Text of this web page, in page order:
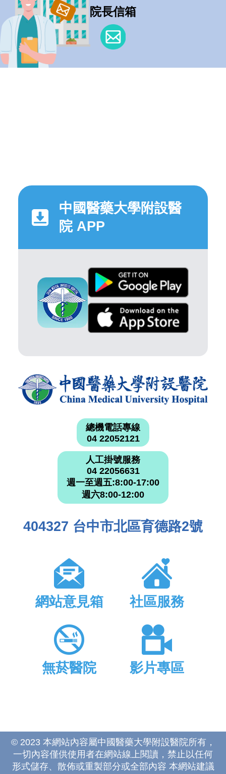
院長信箱
中國醫藥大學附設醫
院 APP
總機電話專線
04 22052121
人工掛號服務
04 22056631
週一至週五:8:00-17:00
週六8:00-12:00
404327 台中市北區育德路2號
網站意見箱 社區服務
無菸醫院 影片專區
© 2023 本網站內容屬中國醫藥大學附設醫院所有，
一切內容僅供使用者在網站線上閱讀，禁止以任何
形式儲存、散佈或重製部分或全部內容 本網站建議